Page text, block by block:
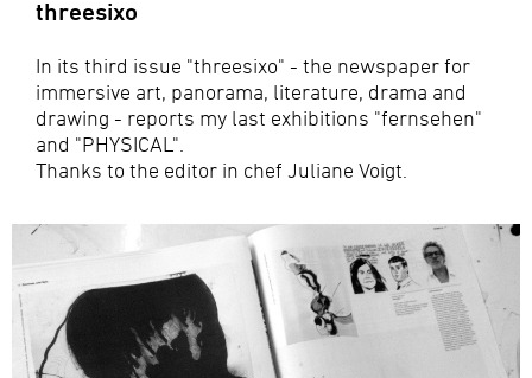
threesixo
In its third issue "threesixo" - the newspaper for
immersive art, panorama, literature, drama and
drawing - reports my last exhibitions "fernsehen"
and "PHYSICAL".
Thanks to the editor in chef Juliane Voigt.